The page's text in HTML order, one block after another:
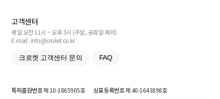
고객센터
평일 오전 11시 ~ 오후 5시 (주말, 공휴일 제외)
E-mail : info@croket.co.kr
크로켓 고객센터 문의 FAQ
특허출원번호제 10-1865905호 상표등록번호제 40-1643898호